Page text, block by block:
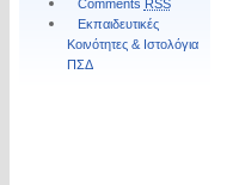
Comments RSS
Εκπαιδευτικές
Κοινότητες & Ιστολόγια
ΠΣΔ